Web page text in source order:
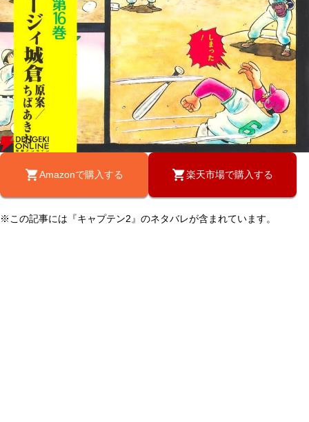
Amazonで購入する 楽天市場で購入する
※この記事には『キャプテン2』のネタバレが含まれています。